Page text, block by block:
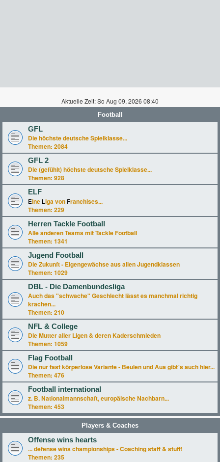
Aktuelle Zeit: So Aug 09, 2026 08:40
Football
GFL
Die höchste deutsche Spielklasse...
Themen: 2084
GFL 2
Die (gefühlt) höchste deutsche Spielklasse...
Themen: 928
ELF
Eine L iga von Franchises...
Themen: 229
Herren Tackle Football
Alle anderen Teams mit Tackle Football
Themen: 1341
Jugend Football
Die Zukunft - Eigengewächse aus allen Jugendklassen
Themen: 1029
DBL - Die Damenbundesliga
Auch das "schwache" Geschlecht lässt es manchmal richtig
krachen...
Themen: 210
NFL & College
Die Mutter aller Ligen & deren Kaderschmieden
Themen: 1059
Flag Football
Die nur fast körperlose Variante - Beulen und Aua gibt´s auch hier...
Themen: 476
Football international
z. B. Nationalmannschaft, europäische Nachbarn...
Themen: 453
Players & Coaches
Offense wins hearts
... defense wins championships - Coaching staff & stuff!
Themen: 235